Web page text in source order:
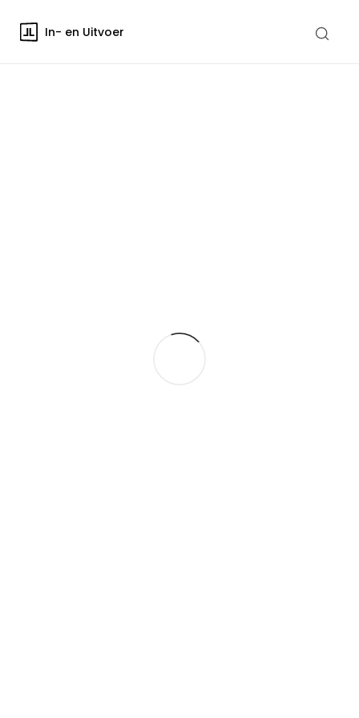
In- en Uitvoer